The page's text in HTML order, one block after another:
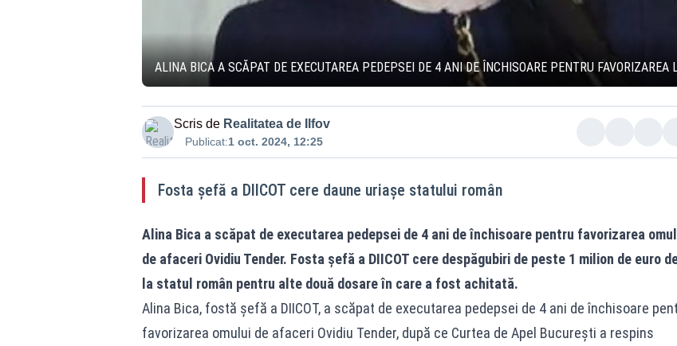
ALINA BICA A SCĂPAT DE EXECUTAREA PEDEPSEI DE 4 ANI DE ÎNCHISOARE PENTRU FAVORIZAREA
Scris de Realitatea de Ilfov
Publicat:1 oct. 2024, 12:25
Fosta șefă a DIICOT cere daune uriaşe statului român
Alina Bica a scăpat de executarea pedepsei de 4 ani de închisoare pentru favorizarea
de afaceri Ovidiu Tender. Fosta şefă a DIICOT cere despăgubiri de peste 1 milion de euro
la statul român pentru alte două dosare în care a fost achitată.
Alina Bica, fostă șefă a DIICOT, a scăpat de executarea pedepsei de 4 ani de închisoare
favorizarea omului de afaceri Ovidiu Tender, după ce Curtea de Apel București a respins